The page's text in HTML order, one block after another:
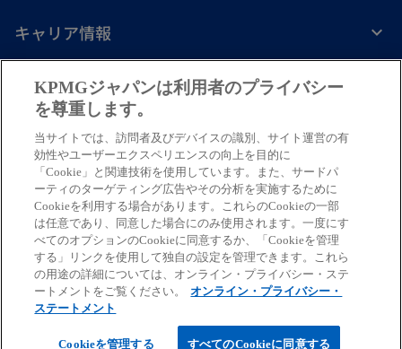
キャリア情報
し
い
タ
ブ
で
開
く
し
タ
ブ
で
開
く
し
タ
ブ
で
開
く
し
タ
ブ
で
開
く
し
タ
ブ
で
開
く
免責事項プライバシーポリシー
© 2026 KPMG AZSA LLC, a limited liability audit corporation
incorporated under the Japanese Certified Public Accountants Law and
a member firm of the KPMG global organization of independent member
firms affiliated with KPMG International Limited, a private English
company limited by guarantee. All rights reserved. © 2026 KPMG Tax
Corporation, a tax corporation incorporated under the Japanese CPTA
Law and a member firm of the KPMG global organization of independent
member firms affiliated with KPMG International Limited, a private
English company limited by guarantee. All rights reserved.
For more detail about the structure of the KPMG global organization
KPMGジャパンは利用者のプライバシー
を尊重します。
当サイトでは、訪問者及びデバイスの識別、サイト運営の有
効性やユーザーエクスペリエンスの向上を目的に
「Cookie」と関連技術を使用しています。また、サードパ
ーティのターゲティング広告やその分析を実施するために
Cookieを利用する場合があります。これらのCookieの一部
は任意であり、同意した場合にのみ使用されます。一度にす
べてのオプションのCookieに同意するか、「Cookieを管理
する」リンクを使用して独自の設定を管理できます。これら
の用途の詳細については、オンライン・プライバシー・ステ
ートメントをご覧ください。
オンライン・プライバシー・
ステートメント
Cookieを管理する すべてのCookieに同意する